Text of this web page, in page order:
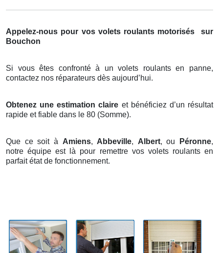
Appelez-nous pour vos volets roulants motorisés
sur
Bouchon
Si vous êtes confronté à un volets roulants en panne,
contactez nos réparateurs dès aujourd’hui.
Obtenez une estimation claire et bénéficiez d’un résultat
rapide et fiable dans le 80 (Somme).
Que ce soit à Amiens, Abbeville, Albert, ou Péronne,
notre équipe est là pour remettre vos volets roulants en
parfait état de fonctionnement.